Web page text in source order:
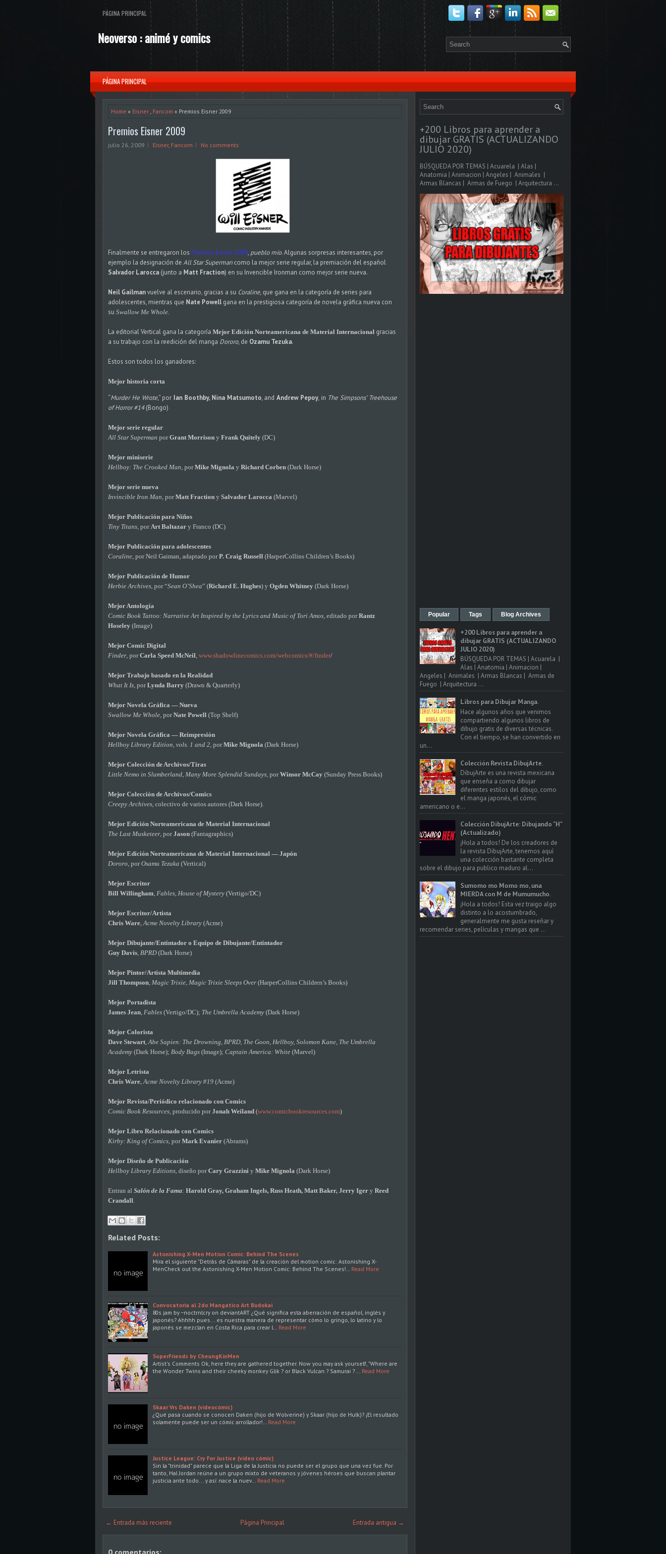
PÁGINA PRINCIPAL
Neoverso : animé y comics
PÁGINA PRINCIPAL
Home » Eisner , Fancom » Premios Eisner 2009
Premios Eisner 2009
julio 26, 2009 Eisner, Fancom No comments
Finalmente se entregaron los Premios Eisner 2009, pueblo mío. Algunas sorpresas interesantes, por
ejemplo la designación de All Star Supermancomo la mejor serie regular, la premiación del español
Salvador Larocca (junto a Matt Fraction) en su Invencible Ironman como mejor serie nueva.
Neil Gailmanvuelve al escenario, gracias a su Coraline, que gana en la categoría de series para
adolescentes, mientras que Nate Powell gana en la prestigiosa categoría de novela gráfica nueva con
su Swallow Me Whole.
La editorial Vertical gana la categoría Mejor Edición Norteamericana de Material Internacional gracias
a su trabajo con la reedición del manga Dororo, de Ozamu Tezuka.
Estos son todos los ganadores:
Mejor historia corta
“Murder He Wrote,” por Ian Boothby, Nina Matsumoto, andAndrew Pepoy, in The Simpsons’ Treehouse
of Horror #14(Bongo)
Mejor serie regular
All Star Superman porGrant Morrison y Frank Quitely (DC)
Mejor miniserie
Hellboy: The Crooked Man, porMike Mignola y Richard Corben (Dark Horse)
Mejor serie nueva
Invincible Iron Man, porMatt Fraction y Salvador Larocca (Marvel)
Mejor Publicación para Niños
Tiny Titans, porArt Baltazar y Franco (DC)
Mejor Publicación para adolescentes
Coraline, por Neil Gaiman, adaptado porP. Craig Russell (HarperCollins Children’s Books)
Mejor Publicación de Humor
Herbie Archives, por “Sean O’Shea” (Richard E. Hughes) y Ogden Whitney (Dark Horse)
Mejor Antología
Comic Book Tattoo: Narrative Art Inspired by the Lyrics and Music of Tori Amos, editado porRantz
Hoseley (Image)
Mejor Comic Digital
Finder, porCarla Speed McNeil, www.shadowlinecomics.com/webcomics/#/finder/
Mejor Trabajo basado en la Realidad
What It Is, porLynda Barry (Drawn & Quarterly)
Mejor Novela Gráfica — Nueva
Swallow Me Whole, porNate Powell (Top Shelf)
Mejor Novela Gráfica — Reimpresión
Hellboy Library Edition, vols. 1 and 2, porMike Mignola (Dark Horse)
Mejor Colección de Archivos/Tiras
Little Nemo in Slumberland, Many More Splendid Sundays, porWinsor McCay (Sunday Press Books)
Mejor Colección de Archivos/Comics
Creepy Archives, colectivo de varios autores (Dark Horse).
Mejor Edición Norteamericana de Material Internacional
The Last Musketeer, porJason (Fantagraphics)
Mejor Edición Norteamericana de Material Internacional — Japón
Dororo, porOsamu Tezuka (Vertical)
Mejor Escritor
Bill Willingham, Fables, House of Mystery (Vertigo/DC)
Mejor Escritor/Artista
Chris Ware,Acme Novelty Library (Acme)
Mejor Dibujante/Entintador o Equipo de Dibujante/Entintador
Guy Davis, BPRD (Dark Horse)
Mejor Pintor/Artista Multimedia
Jill Thompson, Magic Trixie, Magic Trixie Sleeps Over (HarperCollins Children’s Books)
Mejor Portadista
James Jean, Fables (Vertigo/DC); The Umbrella Academy (Dark Horse)
Mejor Colorista
Dave Stewart,Abe Sapien: The Drowning, BPRD, The Goon, Hellboy, Solomon Kane, The Umbrella
Academy (Dark Horse); Body Bags (Image); Captain America: White (Marvel)
Mejor Letrista
Chris Ware,Acme Novelty Library #19 (Acme)
Mejor Revista/Periódico relacionado con Comics
Comic Book Resources, producido porJonah Weiland (www.comicbookresources.com)
Mejor Libro Relacionado con Comics
Kirby: King of Comics, porMark Evanier (Abrams)
Mejor Diseño de Publicación
Hellboy Library Editions, diseño porCary Grazzini y Mike Mignola (Dark Horse)
Entran al Salón de la Fama: Harold Gray, Graham Ingels, Russ Heath, Matt Baker, Jerry Iger y Reed
Crandall.
Related Posts:
Astonishing X-Men Motion Comic: Behind The Scenes
Mira el siguiente "Detrás de Cámaras" de la creación del motion comic: Astonishing X-
MenCheck out the Astonishing X-Men Motion Comic: Behind The Scenes!…
Read More
Convocatoria al 2do Mangatico Art Budokai
80s jam by ~noctrnlcry on deviantART ¿Qué significa esta aberración de español, inglés y
japonés? Ahhhh pues... es nuestra manera de representar cómo lo gringo, lo latino y lo
japonés se mezclan en Costa Rica para crear l…
Read More
SuperFriends by CheungKinMen
Artist's Comments Ok, here they are gathered together. Now you may ask yourself, "Where are
the Wonder Twins and their cheeky monkey Glik ? or Black Vulcan ? Samurai ? …
Read More
Skaar Vrs Daken (videocómic)
¿Qué pasa cuando se conocen Daken (hijo de Wolverine) y Skaar (hijo de Hulk)? ¡El resultado
solamente puede ser un cómic arrollador!…
Read More
Justice League: Cry For Justice (video cómic)
Sin la "trinidad" parece que la Liga de la Justicia no puede ser el grupo que una vez fue. Por
tanto, Hal Jordan reúne a un grupo mixto de veteranos y jóvenes héroes que buscan plantar
justicia ante todo... y así nace la nuev…
Read More
← Entrada más reciente Entrada antigua →
Página Principal
0 comentarios:
+200 Libros para aprender a
dibujar GRATIS (ACTUALIZANDO
JULIO 2020)
BÚSQUEDA POR TEMAS | Acuarela | Alas |
Anatomia | Animacion | Angeles | Animales |
Armas Blancas | Armas de Fuego | Arquitectura ...
Popular Tags Blog Archives
+200 Libros para aprender a
dibujar GRATIS (ACTUALIZANDO
JULIO 2020)
BÚSQUEDA POR TEMAS | Acuarela |
Alas | Anatomia | Animacion |
Angeles | Animales | Armas Blancas | Armas de
Fuego | Arquitectura ...
Libros para Dibujar Manga.
Hace algunos años que venimos
compartiendo algunos libros de
dibujo gratis de diversas técnicas.
Con el tiempo, se han convertido en
un...
Colección Revista DibujArte.
DibujArte es una revista mexicana
que enseña a como dibujar
diferentes estilos del dibujo, como
el manga japonés, el cómic
americano o e...
Colección DibujArte: Dibujando "H"
(Actualizado)
¡Hola a todos! De los creadores de
la revista DibujArte, tenemos aquí
una colección bastante completa
sobre el dibujo para publico maduro al...
Sumomo mo Momo mo, una
MIERDA con M de Mumumucho.
¡Hola a todos! Esta vez traigo algo
distinto a lo acostumbrado,
generalmente me gusta reseñar y
recomendar series, películas y mangas que ...